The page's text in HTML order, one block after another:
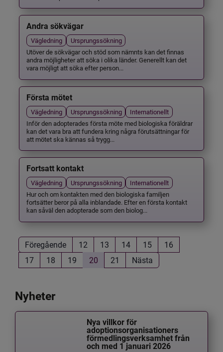
Andra sökvägar
Vägledning
Ursprungssökning
Utöver de sökvägar och stöd som nämnts kan det finnas
andra möjligheter att söka i olika länder. Generellt kan det
vara möjligt att söka efter person...
Första mötet
Vägledning Ursprungssökning
Internationellt
Inför den adopterades första möte med biologiska föräldrar
kan det vara bra att fundera kring några förutsättningar för
att mötet ska kännas så trygg...
Fortsatt kontakt
Vägledning Ursprungssökning
Internationellt
Hur och om kontakten med den biologiska familjen
fortsätter beror på alla inblandade. Efter en första kontakt
kan såväl den adopterade som den biolog...
Föregående 12 13 14 15
16
17
18 19 20 21 Nästa
Nyheter
Nya villkor för
adoptionsorganisationers
förmedlingsverksamhet från
och med 1 januari 2026